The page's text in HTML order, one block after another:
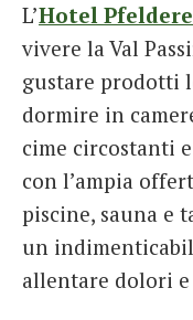
L’Hotel
vivere la Val
gustare prodotti
dormire in
cime circostanti
con l’ampia
piscine, sauna e
un
allentare dolori